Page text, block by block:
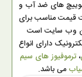
های ضد آب و
قیمت مناسب برای
این وب سایت است
دارای انواع
، ترموفیوز های سیم
می باشد.